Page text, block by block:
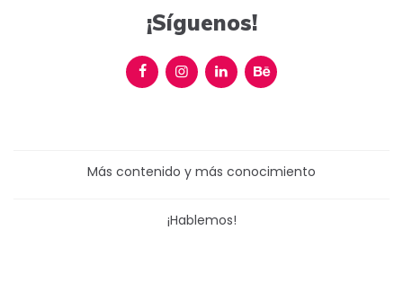
¡Síguenos!
Más contenido y más conocimiento
¡Hablemos!